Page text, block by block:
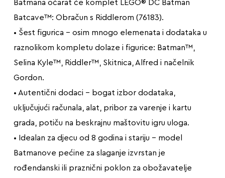
Batmana očarat će komplet LEGO® DC Batman
Batcave™: Obračun s Riddlerom (76183).
• Šest figurica – osim mnogo elemenata i dodataka u
raznolikom kompletu dolaze i figurice: Batman™,
Selina Kyle™, Riddler™, Skitnica, Alfred i načelnik
Gordon.
• Autentični dodaci – bogat izbor dodataka,
uključujući računala, alat, pribor za varenje i kartu
grada, potiču na beskrajnu maštovitu igru uloga.
• Idealan za djecu od 8 godina i stariju – model
Batmanove pećine za slaganje izvrstan je
rođendanski ili praznični poklon za obožavatelje